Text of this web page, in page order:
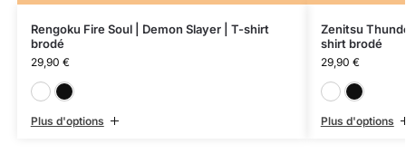
Rengoku Fire Soul | Demon Slayer | T-shirt
brodé
29,90 €
Plus d'options
Zenitsu
shirt brodé
29,90 €
Plus d'options